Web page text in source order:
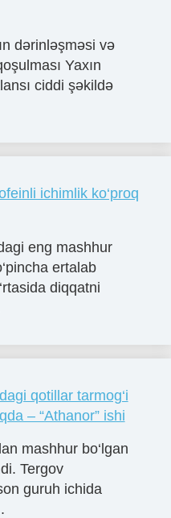
dərinləşməsi və
Yaxın
ciddi şəkildə
ichimlik ko‘proq
eng mashhur
ertalab
diqqatni
qotillar tarmog‘i
– “Athanor” ishi
mashhur bo‘lgan
Tergov
guruh ichida